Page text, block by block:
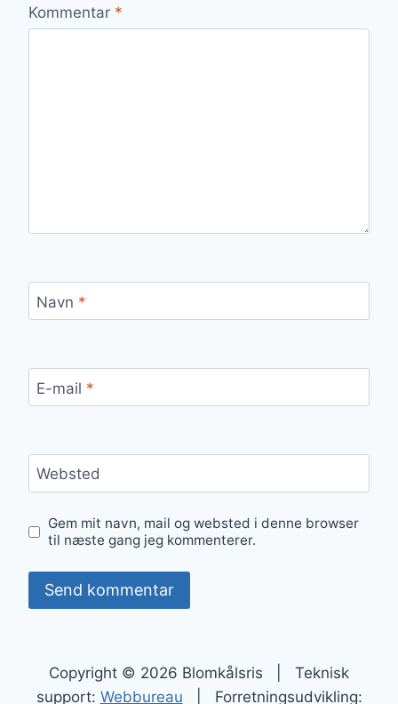
Kommentar *
Navn *
E-mail *
Websted
Gem mit navn, mail og websted i denne browser
til næste gang jeg kommenterer.
Copyright © 2026 Blomkålsris | Teknisk
support: Webbureau | Forretningsudvikling: